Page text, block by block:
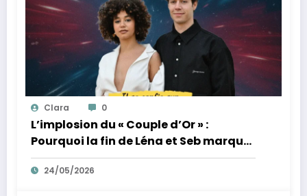
Clara 0
L’implosion du « Couple d’Or » :
Pourquoi la fin de Léna et Seb marque
la fin de l’innocence sur YouTube
24/05/2026